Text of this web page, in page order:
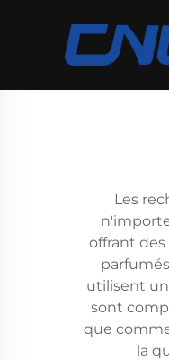
Les
offrant
utilisent
sont
que
la